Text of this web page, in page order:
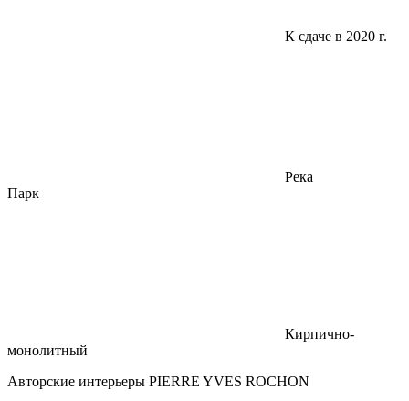
К сдаче в 2020 г.
Река
Парк
Кирпично-
монолитный
Авторские интерьеры PIERRE YVES ROCHON